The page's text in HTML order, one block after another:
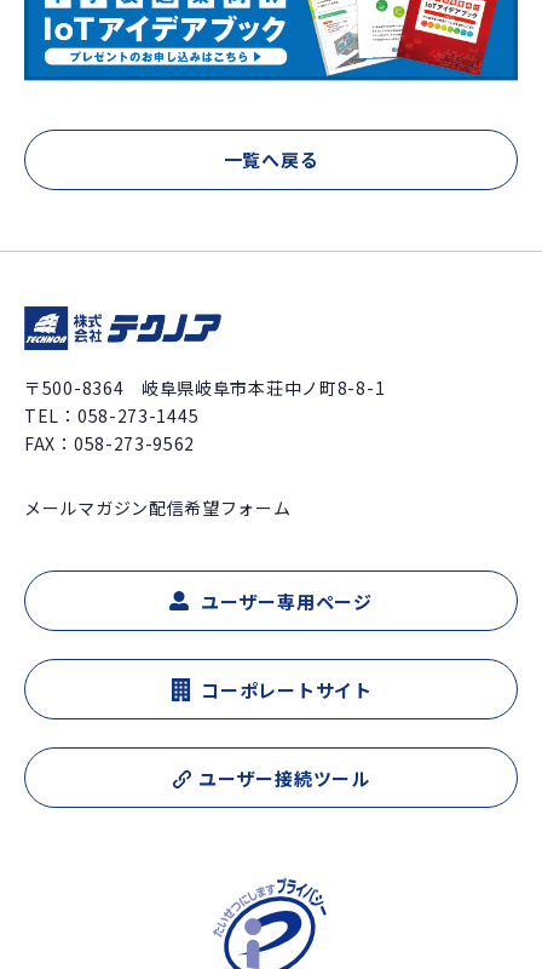
一覧へ戻る
〒500-8364 岐阜県岐阜市本荘中ノ町8-8-1
TEL： 058-273-1445
FAX：058-273-9562
メールマガジン配信希望フォーム
ユーザー専用ページ
コーポレートサイト
ユーザー接続ツール